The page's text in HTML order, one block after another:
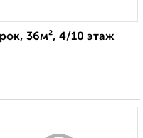
36м², 4/10 этаж